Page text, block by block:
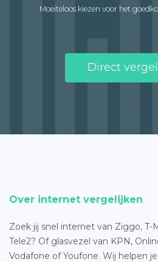
Moeiteloos kiezen voor het
Direct
Over internet vergelijken
Zoek jij snel internet van Ziggo, T-
Tele2? Of glasvezel van KPN,
Vodafone of Youfone. Wij helpen